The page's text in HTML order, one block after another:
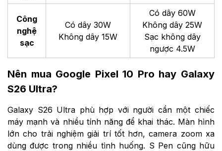
Công
nghệ
sạc
Có dây 30W
Không dây 15W
Có dây 60W
Không dây 25W
Sạc không dây
ngược 4.5W
Nên mua Google Pixel 10 Pro hay Galaxy
S26 Ultra?
Galaxy S26 Ultra phù hợp với người cần một chiếc
máy mạnh và nhiều tính năng để khai thác. Màn hình
lớn cho trải nghiệm giải trí tốt hơn, camera zoom xa
dùng được trong nhiều tình huống. S Pen cũng hữu